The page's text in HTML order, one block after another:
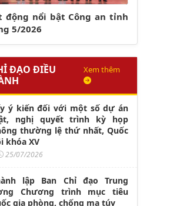
động nổi bật Công an tỉnh
5/2026
ĐẠO ĐIỀU
Xem thêm
ý kiến đối với một số dự án
nghị quyết trình kỳ họp
thường lệ thứ nhất, Quốc
khóa XV
25/07/2026
lập Ban Chỉ đạo Trung
Chương trình mục tiêu
gia phòng, chống ma túy